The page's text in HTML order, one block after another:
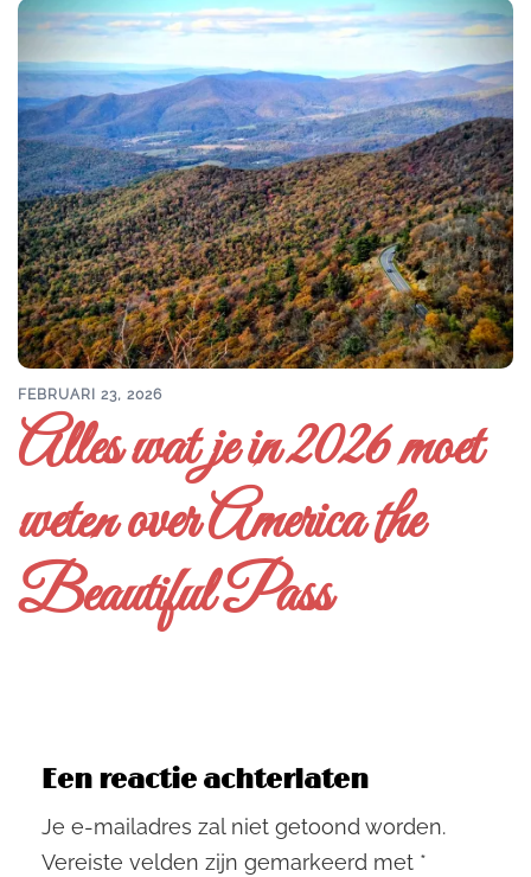
FEBRUARI 23, 2026
Alles wat je in 2026 moet
weten over America the
Beautiful Pass
Een reactie achterlaten
Je e-mailadres zal niet getoond worden.
Vereiste velden zijn gemarkeerd met *